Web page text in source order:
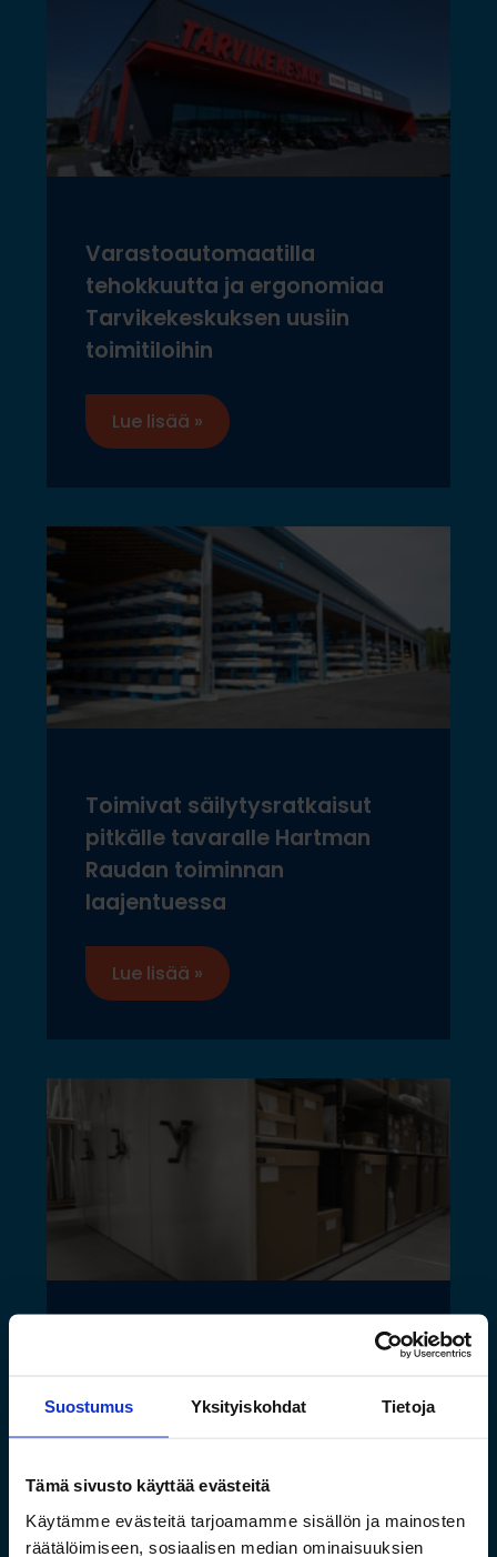
Suostumus Yksityiskohdat Tietoja
Tämä sivusto käyttää evästeitä
Käytämme evästeitä tarjoamamme sisällön ja mainosten
räätälöimiseen, sosiaalisen median ominaisuuksien
Varastoautomaatilla
tehokkuutta ja ergonomiaa
Tarvikekeskuksen uusiin
toimitiloihin
Lue lisää »
Toimivat säilytysratkaisut
pitkälle tavaralle Hartman
Raudan toiminnan
laajentuessa
Lue lisää »
sopivat ilmastoidut ja
Lue lisää »